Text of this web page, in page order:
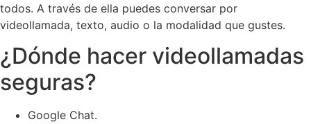
todos. A través de ella puedes conversar por
videollamada, texto, audio o la modalidad que gustes.
¿Dónde hacer videollamadas
seguras?
Google Chat.